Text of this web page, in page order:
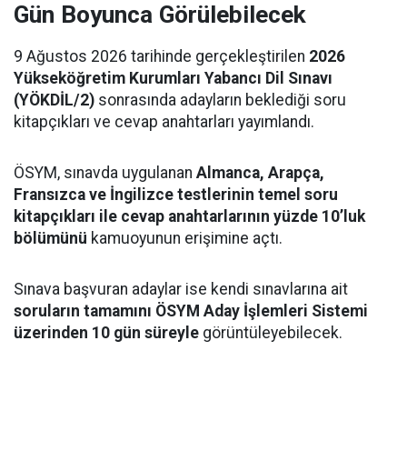
Gün Boyunca Görülebilecek
9 Ağustos 2026 tarihinde gerçekleştirilen 2026
Yükseköğretim Kurumları Yabancı Dil Sınavı
(YÖKDİL/2) sonrasında adayların beklediği soru
kitapçıkları ve cevap anahtarları yayımlandı.
ÖSYM, sınavda uygulanan Almanca, Arapça,
Fransızca ve İngilizce testlerinin temel soru
kitapçıkları ile cevap anahtarlarının yüzde 10’luk
bölümünü kamuoyunun erişimine açtı.
Sınava başvuran adaylar ise kendi sınavlarına ait
soruların tamamını ÖSYM Aday İşlemleri Sistemi
üzerinden 10 gün süreyle görüntüleyebilecek.